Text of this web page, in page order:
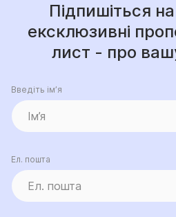
Підпишіться
ексклюзивні
лист - про
Введіть ім’я
Ел. пошта